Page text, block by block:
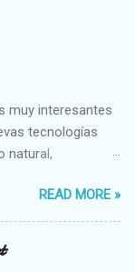
muy interesantes
tecnologías
natural,
READ MORE »